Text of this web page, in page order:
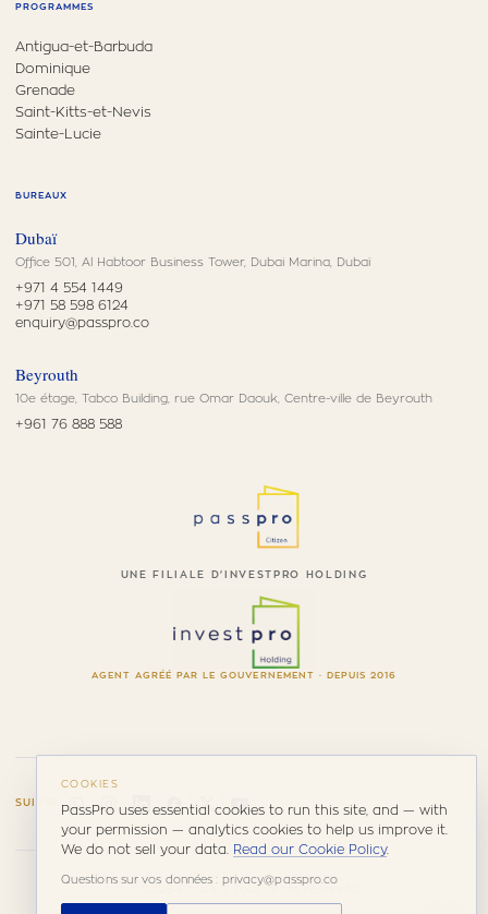
PROGRAMMES
Antigua-et-Barbuda
Dominique
Grenade
Saint-Kitts-et-Nevis
Sainte-Lucie
BUREAUX
Dubaï
Office 501, Al Habtoor Business Tower, Dubai Marina, Dubaï
+971 4 554 1449
+971 58 598 6124
enquiry@passpro.co
Beyrouth
10e étage, Tabco Building, rue Omar Daouk, Centre-ville de Beyrouth
+961 76 888 588
UNE FILIALE D'INVESTPRO HOLDING
AGENT AGRÉÉ PAR LE GOUVERNEMENT · DEPUIS 2016
SUIVRE
© 2026 PassPro. Tous droits réservés.
COOKIES
PassPro uses essential cookies to run this site, and — with
your permission — analytics cookies to help us improve it.
We do not sell your data. Read our Cookie Policy.
Questions sur vos données : privacy@passpro.co